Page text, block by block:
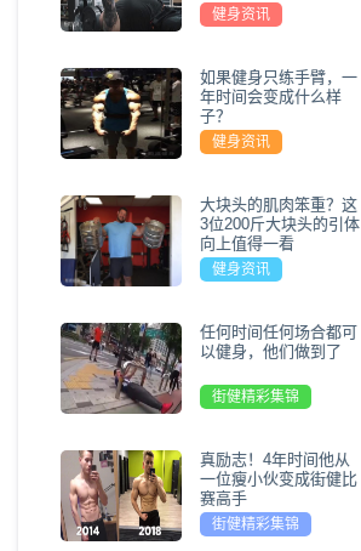
健身资讯
如果健身只练手臂，一
年时间会变成什么样
子？
健身资讯
大块头的肌肉笨重？这
3位200斤大块头的引体
向上值得一看
健身资讯
任何时间任何场合都可
以健身，他们做到了
街健精彩集锦
真励志！4年时间他从
一位瘦小伙变成街健比
赛高手
街健精彩集锦